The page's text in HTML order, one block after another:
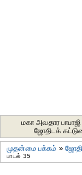
மகா அவதார
ஜோதிடக்
முதன்மை பக்கம் »
பாடல் 35